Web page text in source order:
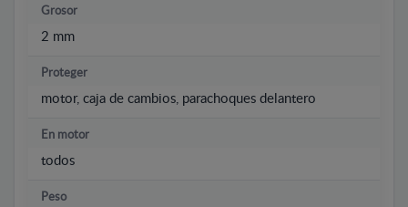
Grosor
2 mm
Proteger
motor, caja de cambios, parachoques delantero
En motor
todos
Peso